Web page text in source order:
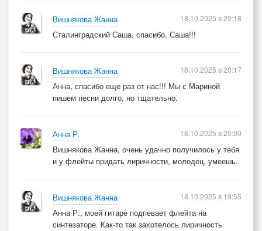
Вишнякова Жанна
Сталинградский Саша, спасибо, Саша!!!
18.10.2025 в 20:18
Вишнякова Жанна
Анна, спасибо еще раз от нас!!! Мы с Мариной
пишем песни долго, но тщательно.
18.10.2025 в 20:17
Анна Р.
Вишнякова Жанна, очень удачно получилось у тебя
и у флейты придать лиричности, молодец, умеешь.
18.10.2025 в 20:00
Вишнякова Жанна
Анна Р., моей гитаре подпевает флейта на
синтезаторе. Как-то так захотелось лиричность
18.10.2025 в 19:55